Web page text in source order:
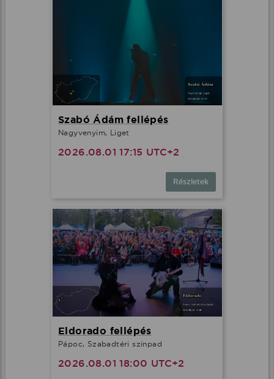
Szabó Ádám fellépés
Nagyvenyim, Liget
2026.08.01 17:15 UTC+2
Részletek
Eldorado fellépés
Pápoc, Szabadtéri színpad
2026.08.01 18:00 UTC+2